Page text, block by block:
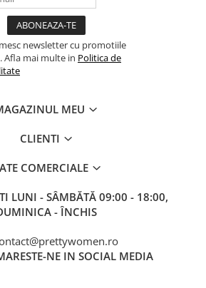
newsletter cu promotiile
Afla mai multe in Politica de
MEU
CLIENTI
COMERCIALE
LUNI - SÂMBĂTĂ 09:00 - 18:00,
- ÎNCHIS
NE IN SOCIAL MEDIA